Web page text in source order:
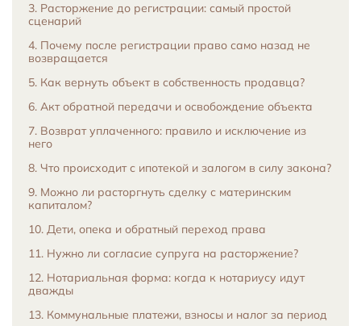
3. Расторжение до регистрации: самый простой
сценарий
4. Почему после регистрации право само назад не
возвращается
5. Как вернуть объект в собственность продавца?
6. Акт обратной передачи и освобождение объекта
7. Возврат уплаченного: правило и исключение из
него
8. Что происходит с ипотекой и залогом в силу закона?
9. Можно ли расторгнуть сделку с материнским
капиталом?
10. Дети, опека и обратный переход права
11. Нужно ли согласие супруга на расторжение?
12. Нотариальная форма: когда к нотариусу идут
дважды
13. Коммунальные платежи, взносы и налог за период